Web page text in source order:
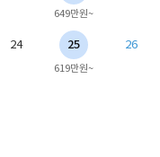
649만원~
24 25
619만원~
26